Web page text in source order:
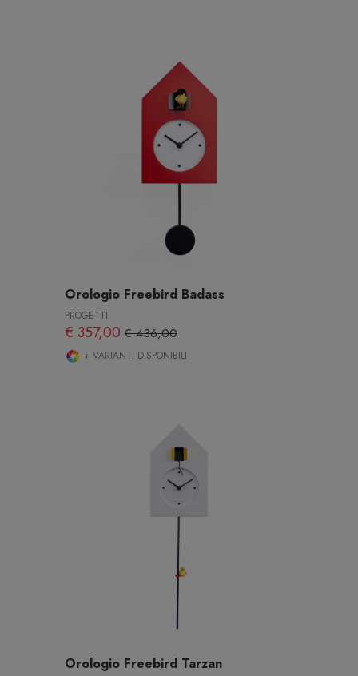
Orologio Freebird Badass
PROGETTI
€ 357,00€ 436,00
+ VARIANTI DISPONIBILI
Orologio Freebird Tarzan